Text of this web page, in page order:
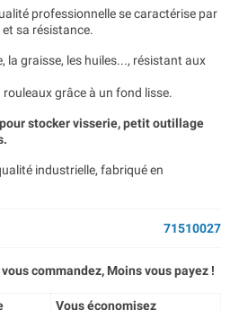
professionnelle se caractérise par
sa résistance.
la graisse, les huiles..., résistant aux
grâce à un fond lisse.
stocker visserie, petit outillage
industrielle, fabriqué en
71510027
commandez, Moins vous payez !
Vous économisez